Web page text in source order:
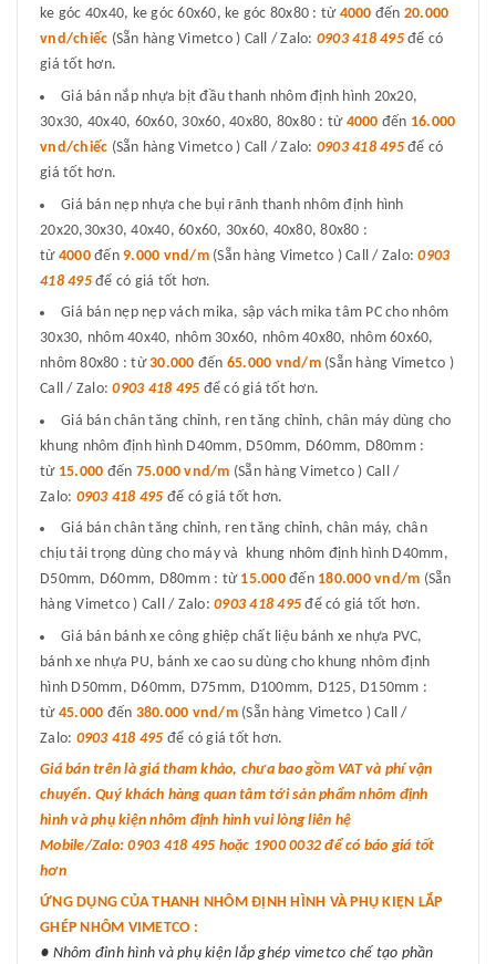
ke góc 40x40, ke góc 60x60, ke góc 80x80 : từ 4000 đến 20.000
vnd/chiếc (Sẵn hàng Vimetco ) Call / Zalo: 0903 418 495để có
giá tốt hơn.
Giá bán nắp nhựa bịt đầu thanh nhôm định hình 20x20,
30x30, 40x40, 60x60, 30x60, 40x80, 80x80 : từ 4000 đến 16.000
vnd/chiếc (Sẵn hàng Vimetco ) Call / Zalo: 0903 418 495để có
giá tốt hơn.
Giá bán nẹp nhựa che bụi rãnh thanh nhôm định hình
20x20,30x30, 40x40, 60x60, 30x60, 40x80, 80x80 :
từ 4000đến 9.000 vnd/m(Sẵn hàng Vimetco ) Call / Zalo:0903
418 495để có giá tốt hơn.
Giá bán nẹp nẹp vách mika, sập vách mika tâm PC cho nhôm
30x30, nhôm 40x40, nhôm 30x60, nhôm 40x80, nhôm 60x60,
nhôm 80x80 : từ30.000 đến 65.000 vnd/m(Sẵn hàng Vimetco )
Call / Zalo:0903 418 495 để có giá tốt hơn.
Giá bán chân tăng chỉnh, ren tăng chỉnh, chân máy dùng cho
khung nhôm định hình D40mm, D50mm, D60mm, D80mm :
từ 15.000 đến 75.000 vnd/m (Sẵn hàng Vimetco ) Call /
Zalo: 0903 418 495 để có giá tốt hơn.
Giá bán chân tăng chỉnh, ren tăng chỉnh, chân máy, chân
chịu tải trọng dùng cho máy và khung nhôm định hình D40mm,
D50mm, D60mm, D80mm : từ 15.000đến 180.000 vnd/m (Sẵn
hàng Vimetco ) Call / Zalo: 0903 418 495 để có giá tốt hơn.
Giá bán bánh xe công ghiệp chất liệu bánh xe nhựa PVC,
bánh xe nhựa PU, bánh xe cao su dùng cho khung nhôm định
hình D50mm, D60mm, D75mm, D100mm, D125, D150mm :
từ 45.000 đến 380.000 vnd/m(Sẵn hàng Vimetco ) Call /
Zalo: 0903 418 495 để có giá tốt hơn.
Giá bán trên là giá tham khảo, chưa bao gồm VAT và phí vận
chuyển. Quý khách hàng quan tâm tới sản phẩm nhôm định
hình và phụ kiện nhôm định hình vui lòng liên hệ
Mobile/Zalo: 0903 418 495 hoặc 1900 0032 để có báo giá tốt
hơn
ỨNG DỤNG CỦA THANH NHÔM ĐỊNH HÌNH VÀ PHỤ KIỆN LẮP
GHÉP NHÔM VIMETCO :
● Nhôm đinh hình và phụ kiện lắp ghép vimetco chế tạo phần